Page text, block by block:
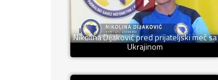
Nikolina Dijaković pred prijateljski meč sa
Ukrajinom